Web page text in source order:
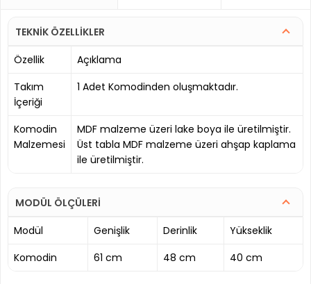
TEKNİK ÖZELLİKLER
Özellik
Açıklama
Takım
İçeriği
1 Adet Komodinden oluşmaktadır.
Komodin
Malzemesi
MDF malzeme üzeri lake boya ile üretilmiştir.
Üst tabla MDF malzeme üzeri ahşap kaplama
ile üretilmiştir.
MODÜL ÖLÇÜLERİ
Modül
Genişlik Derinlik
Yükseklik
Komodin
61 cm 48 cm 40 cm